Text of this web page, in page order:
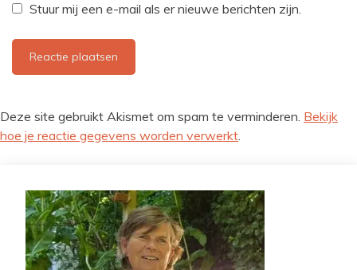
Stuur mij een e-mail als er nieuwe berichten zijn.
Deze site gebruikt Akismet om spam te verminderen. Bekijk
hoe je reactie gegevens worden verwerkt.